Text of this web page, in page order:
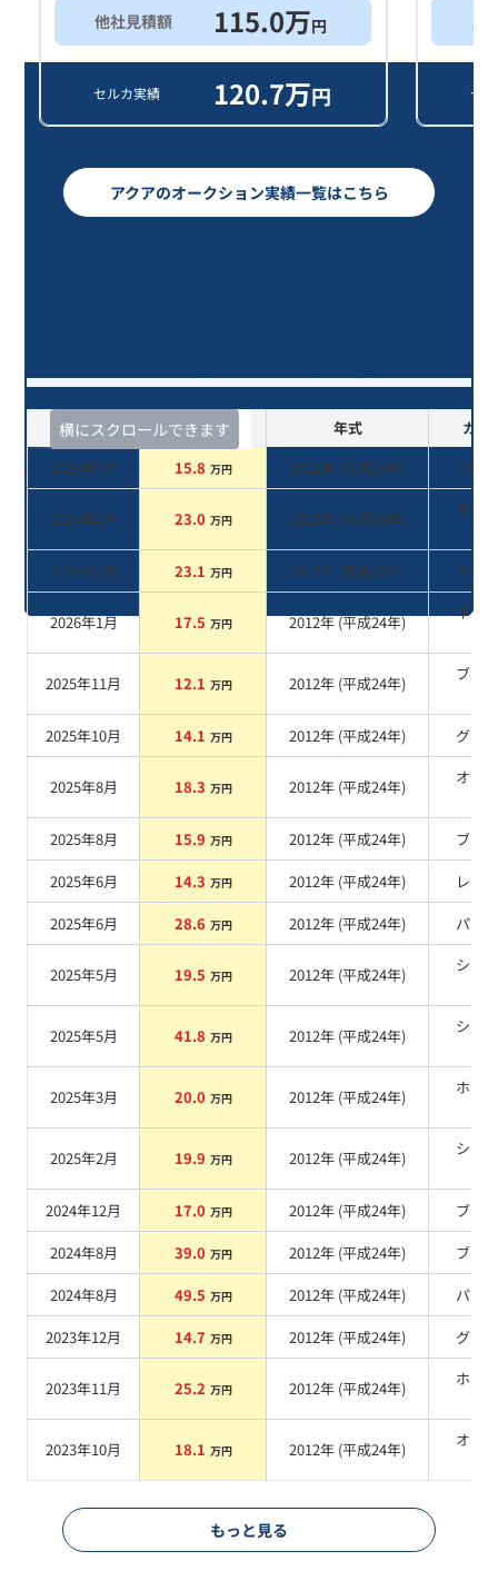
他社見積額 115.0万円
セルカ実績 120.7万円
ス
セ
アクアのオークション実績一覧はこちら
横にスクロールできます
査定時期 セルカ実績 年式
カラ
2026年7月
15.8 万円 2012年 (平成24年) パール
2026年2月 23.0 万円 2012年 (平成24年)
ホワ
2026年2月
23.1 万円 2012年 (平成24年) グレー
2026年1月 17.5 万円 2012年 (平成24年)
ネイ
2025年11月 12.1 万円 2012年 (平成24年)
ブラ
2025年10月
14.1 万円 2012年 (平成24年) グレー
2025年8月 18.3 万円 2012年 (平成24年)
オレ
2025年8月
15.9 万円 2012年 (平成24年)
ブルー
2025年6月
14.3 万円 2012年 (平成24年)
レッド
2025年6月
28.6 万円 2012年 (平成24年) パール
2025年5月 19.5 万円 2012年 (平成24年)
シル
2025年5月 41.8 万円 2012年 (平成24年)
シル
2025年3月 20.0 万円 2012年 (平成24年)
ホワ
2025年2月 19.9 万円 2012年 (平成24年)
シル
2024年12月
17.0 万円 2012年 (平成24年)
ブルー
2024年8月
39.0 万円 2012年 (平成24年)
ブルー
2024年8月
49.5 万円 2012年 (平成24年)
パール
2023年12月
14.7 万円 2012年 (平成24年) グレー
2023年11月 25.2 万円 2012年 (平成24年)
ホワ
2023年10月 18.1 万円 2012年 (平成24年)
オレ
もっと見る